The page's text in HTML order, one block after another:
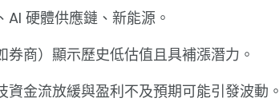
硬體供應鏈、新能源。
券商）顯示歷史低估值且具補漲潛力。
金流放緩與盈利不及預期可能引發波動。